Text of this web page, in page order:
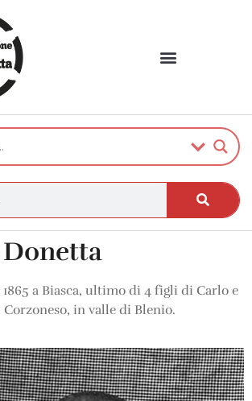
a Biasca, ultimo di 4 figli di Carlo e
in valle di Blenio.